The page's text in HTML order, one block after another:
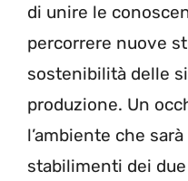
di unire le
percorrere nuove
sostenibilità delle
produzione. Un
l’ambiente che
stabilimenti dei